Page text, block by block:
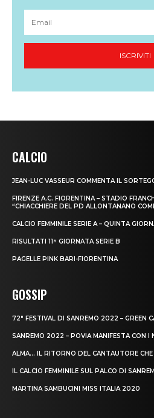
CALCIO
JEAN-LUC VASSEUR COMMENTA IL
FIRENZE A.C. FIORENTINA – STADIO
“CHIACCHIERE DEL PD ALLONTANANO
CALCIO FEMMINILE SERIE A – QUINTA
RISULTATI 11^ GIORNATA SERIE B
PAGELLE PINK BARI-FIORENTINA
GOSSIP
72° FESTIVAL DI SANREMO 2022 – GREEN
SANREMO 2022 – POVIA MANIFESTA CON I
ALMA… IL RITORNO DEL CANTAUTORE
IL CALCIO FEMMINILE SUL PALCO DI
MARTINA SAMBUCINI MISS ITALIA 2020